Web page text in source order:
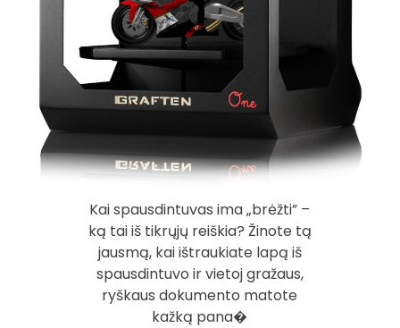
Kai spausdintuvas ima „brėžti” –
ką tai iš tikrųjų reiškia? Žinote tą
jausmą, kai ištraukiate lapą iš
spausdintuvo ir vietoj gražaus,
ryškaus dokumento matote
kažką pana�